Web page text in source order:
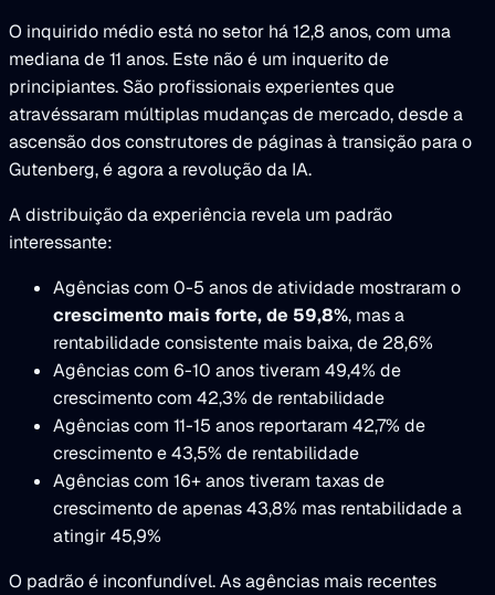
O inquirido médio está no setor há 12,8 anos, com uma
mediana de 11 anos. Este não é um inquerito de
principiantes. São profissionais experientes que
atravéssaram múltiplas mudanças de mercado, desde a
ascensão dos construtores de páginas à transição para o
Gutenberg, é agora a revolução da IA.
A distribuição da experiência revela um padrão
interessante:
Agências com 0-5 anos de atividade mostraram o
crescimento mais forte, de 59,8%, mas a
rentabilidade consistente mais baixa, de 28,6%
Agências com 6-10 anos tiveram 49,4% de
crescimento com 42,3% de rentabilidade
Agências com 11-15 anos reportaram 42,7% de
crescimento e 43,5% de rentabilidade
Agências com 16+ anos tiveram taxas de
crescimento de apenas 43,8% mas rentabilidade a
atingir 45,9%
O padrão é inconfundível. As agências mais recentes